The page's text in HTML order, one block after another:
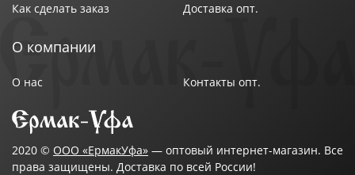
Как сделать заказ Доставка опт.
О компании
О нас Контакты опт.
2020 © ООО «ЕрмакУфа» — оптовый интернет-магазин. Все
права защищены. Доставка по всей России!